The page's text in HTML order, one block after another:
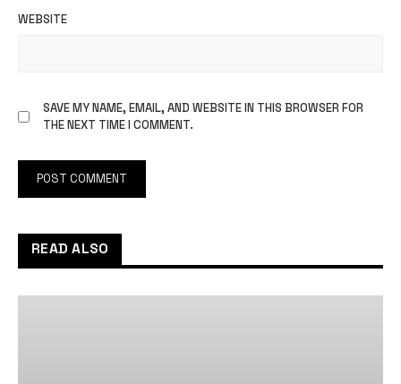
WEBSITE
SAVE MY NAME, EMAIL, AND WEBSITE IN THIS BROWSER FOR
THE NEXT TIME I COMMENT.
READ ALSO